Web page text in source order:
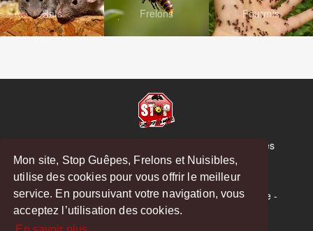
Mon site, Stop Guêpes, Frelons et Nuisibles,
utilise des cookies pour vous offrir le meilleur
service. En poursuivant votre navigation, vous
acceptez l’utilisation des cookies.
Rats Frelons Fourmis
© Copyright 2026 Stop Guêpes, Frelons et Nuisibles
Mentions légales
Créé parMattWeb
Saint-Gaudens-Saint-Girons-Boulogne-sur-Gesse-
Montréjeau